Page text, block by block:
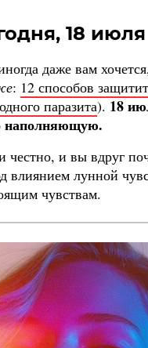
18 июля
даже вам
: 12 способов
паразита). 18
наполняющую.
честно, и вы вдруг
влиянием лунной
чувствам.